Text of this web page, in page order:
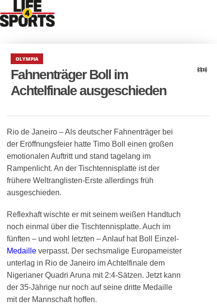
OLYMPIA
Fahnenträger Boll im
Achtelfinale ausgeschieden
(dpa)
Rio de Janeiro – Als deutscher Fahnenträger bei
der Eröffnungsfeier hatte Timo Boll einen großen
emotionalen Auftritt und stand tagelang im
Rampenlicht. An der Tischtennisplatte ist der
frühere Weltranglisten-Erste allerdings früh
ausgeschieden.
Reflexhaft wischte er mit seinem weißen Handtuch
noch einmal über die Tischtennisplatte. Auch im
fünften – und wohl letzten – Anlauf hat Boll Einzel-
Medaille verpasst. Der sechsmalige Europameister
unterlag in Rio de Janeiro im Achtelfinale dem
Nigerianer Quadri Aruna mit 2:4-Sätzen. Jetzt kann
der 35-Jährige nur noch auf seine dritte Medaille
mit der Mannschaft hoffen.